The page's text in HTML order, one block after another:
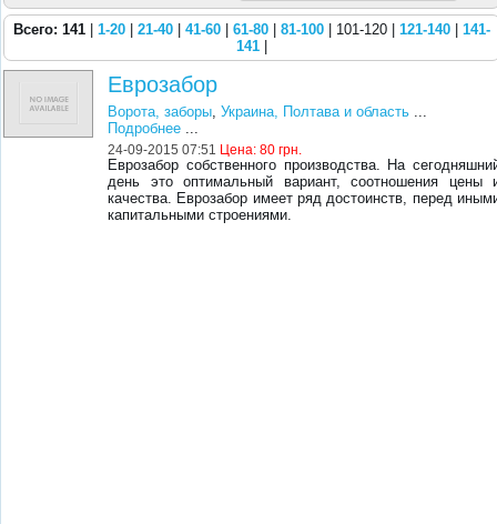
Всего: 141 1-20 21-40 41-60 61-80 81-100 | 101-120 | 121-140
141-
141
Еврозабор
Ворота, заборы,Украина, Полтава и область ...
Подробнее ...
24-09-2015 07:51 Цена:80 грн.
Еврозабор собственного производства. На
день это оптимальный вариант, соотношения цены
качества. Еврозабор имеет ряд достоинств, перед
капитальными строениями.